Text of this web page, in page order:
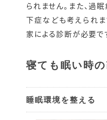
られません。また、過
下症なども考えられ
家による診断が必要で
寝ても眠い時
睡眠環境を整える